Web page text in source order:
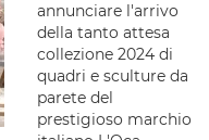
annunciare l'arrivo
della tanto attesa
collezione 2024 di
quadri e sculture da
parete del
prestigioso marchio